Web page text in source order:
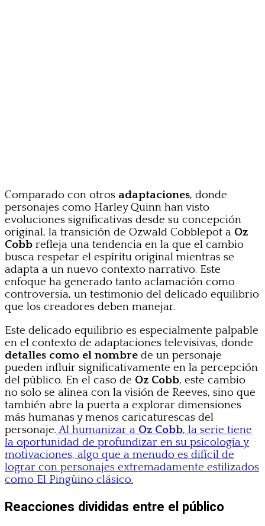
Comparado con otros adaptaciones, donde
personajes como Harley Quinn han visto
evoluciones significativas desde su concepción
original, la transición de Ozwald Cobblepot a Oz
Cobb refleja una tendencia en la que el cambio
busca respetar el espíritu original mientras se
adapta a un nuevo contexto narrativo. Este
enfoque ha generado tanto aclamación como
controversia, un testimonio del delicado equilibrio
que los creadores deben manejar.
Este delicado equilibrio es especialmente palpable
en el contexto de adaptaciones televisivas, donde
detalles como el nombre de un personaje
pueden influir significativamente en la percepción
del público. En el caso de Oz Cobb, este cambio
no solo se alinea con la visión de Reeves, sino que
también abre la puerta a explorar dimensiones
más humanas y menos caricaturescas del
personaje. Al humanizar a Oz Cobb, la serie tiene
la oportunidad de profundizar en su psicología y
motivaciones, algo que a menudo es difícil de
lograr con personajes extremadamente estilizados
como El Pingüino clásico.
Reacciones divididas entre el público